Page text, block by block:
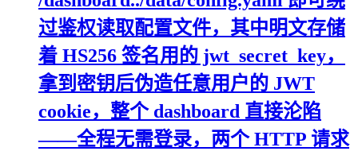
过鉴权读取配置文件，其中明文存储
着 HS256 签名用的 jwt_secret_key，
拿到密钥后伪造任意用户的 JWT
cookie，整个 dashboard 直接沦陷
——全程无需登录，两个 HTTP 请求